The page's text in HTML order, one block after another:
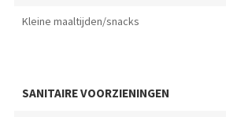
Kleine maaltijden/snacks
SANITAIRE VOORZIENINGEN